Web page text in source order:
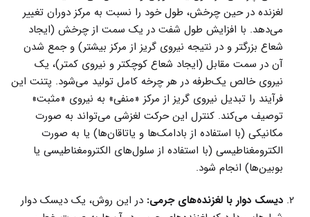
لغزنده در حین چرخش، طول خود را نسبت به مرکز دوران تغییر
می‌دهد. با افزایش طول شفت در یک سمت از چرخش (ایجاد
شعاع بزرگتر و در نتیجه نیروی گریز از مرکز بیشتر) و جمع شدن
آن در سمت مقابل (ایجاد شعاع کوچکتر و نیروی کمتر)، یک
نیروی خالص یک‌طرفه در هر چرخه کامل تولید می‌شود. پتنت این
فرآیند را تبدیل نیروی گریز از مرکز «منفی» به نیروی «مثبت»
توصیف می‌کند. کنترل این حرکت لغزشی می‌تواند به صورت
مکانیکی (با استفاده از بادامک‌ها و یاتاقان‌ها) یا به صورت
الکترومغناطیسی (با استفاده از سلول‌های الکترومغناطیسی یا
بوبین‌ها) انجام شود.
دیسک دوار با لغزنده‌های جرمی: در این روش، یک دیسک دوار